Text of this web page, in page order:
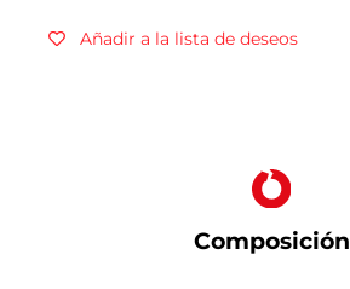
Añadir a la lista de deseos
Composición